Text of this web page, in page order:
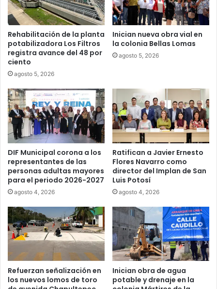
Rehabilitación de la planta
potabilizadora Los Filtros
registra avance del 48 por
ciento
agosto 5, 2026
Inician nueva obra vial en
la colonia Bellas Lomas
agosto 5, 2026
DIF Municipal corona a los
representantes de las
personas adultas mayores
para el periodo 2026-2027
agosto 4, 2026
Ratifican a Javier Ernesto
Flores Navarro como
director del Implan de San
Luis Potosí
agosto 4, 2026
Refuerzan señalización en
los nuevos lomos de toro
Inician obra de agua
potable y drenaje en la